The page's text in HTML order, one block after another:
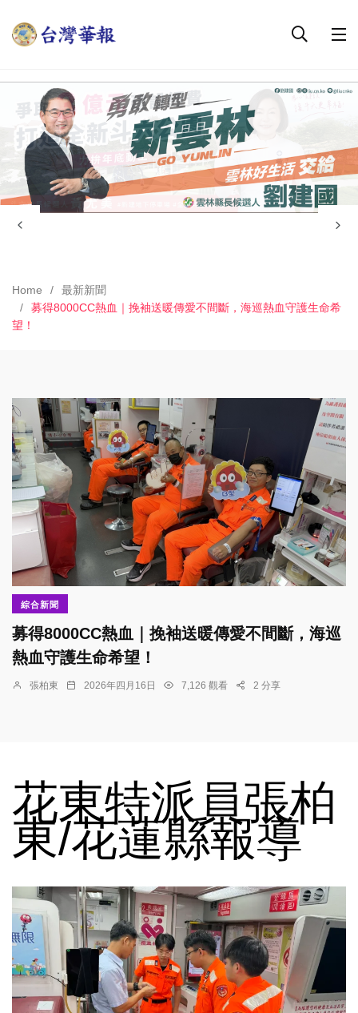
Home
最新新聞
募得8000CC熱血｜挽袖送暖傳愛不間斷，海巡熱血守護生命希
望！
綜合新聞
募得8000CC熱血｜挽袖送暖傳愛不間斷，海巡
熱血守護生命希望！
張柏東 2026年四月16日 7,126 觀看 2 分享
花東特派員張柏
東/花蓮縣報導